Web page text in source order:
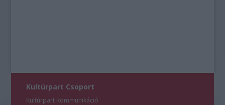
Kultúrpart Csoport
Kultúrpart Kommunikáció